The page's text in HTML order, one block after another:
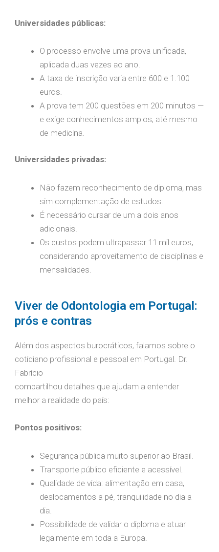
Universidades públicas:
O processo envolve uma prova unificada,
aplicada duas vezes ao ano.
A taxa de inscrição varia entre 600 e 1.100
euros.
A prova tem 200 questões em 200 minutos —
e exige conhecimentos amplos, até mesmo
de medicina.
Universidades privadas:
Não fazem reconhecimento de diploma, mas
sim complementação de estudos.
É necessário cursar de um a dois anos
adicionais.
Os custos podem ultrapassar 11 mil euros,
considerando aproveitamento de disciplinas e
mensalidades.
Viver de Odontologia em Portugal:
prós e contras
Além dos aspectos burocráticos, falamos sobre o
cotidiano profissional e pessoal em Portugal. Dr.
Fabrício
compartilhou detalhes que ajudam a entender
melhor a realidade do país:
Pontos positivos:
Segurança pública muito superior ao Brasil.
Transporte público eficiente e acessível.
Qualidade de vida: alimentação em casa,
deslocamentos a pé, tranquilidade no dia a
dia.
Possibilidade de validar o diploma e atuar
legalmente em toda a Europa.